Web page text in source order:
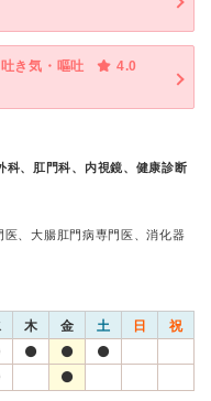
き気・嘔吐
4.0
科、肛門科、内視鏡、健康診断
、大腸肛門病専門医、消化器
木 金 土 日 祝